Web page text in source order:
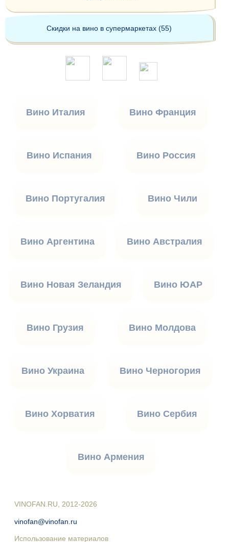
Скидки на вино в супермаркетах (55)
Вино Италия Вино Франция
Вино Испания Вино Россия
Вино Португалия Вино Чили
Вино Аргентина Вино Австралия
Вино Новая Зеландия Вино ЮАР
Вино Грузия Вино Молдова
Вино Украина Вино Черногория
Вино Хорватия Вино Сербия
Вино Армения
VINOFAN.RU, 2012-2026
vinofan@vinofan.ru
Использование материалов